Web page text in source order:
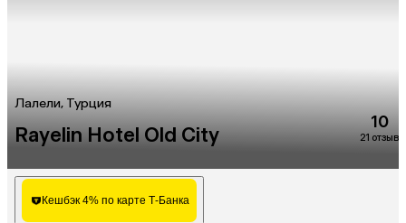
Лалели, Турция
Rayelin Hotel Old City
10
21 отзыв
Кешбэк 4% по карте Т-Банка